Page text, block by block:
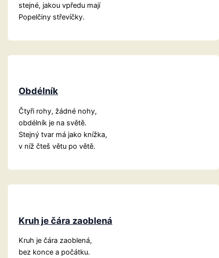
stejné, jakou vpředu mají
Popelčiny střevíčky.
Obdélník
Čtyři rohy, žádné nohy,
obdélník je na světě.
Stejný tvar má jako knížka,
v níž čteš větu po větě.
Kruh je čára zaoblená
Kruh je čára zaoblená,
bez konce a počátku.